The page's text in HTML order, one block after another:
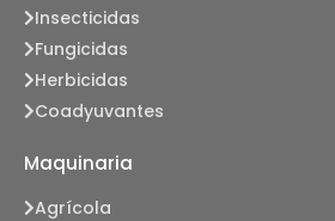
Insecticidas
Fungicidas
Herbicidas
Coadyuvantes
Maquinaria
Agrícola